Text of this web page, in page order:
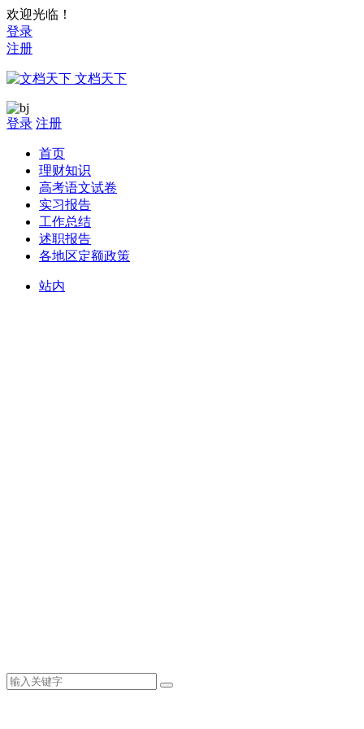
欢迎光临！
登录
注册
文档天下
登录 注册
首页
理财知识
高考语文试卷
实习报告
工作总结
述职报告
各地区定额政策
站内